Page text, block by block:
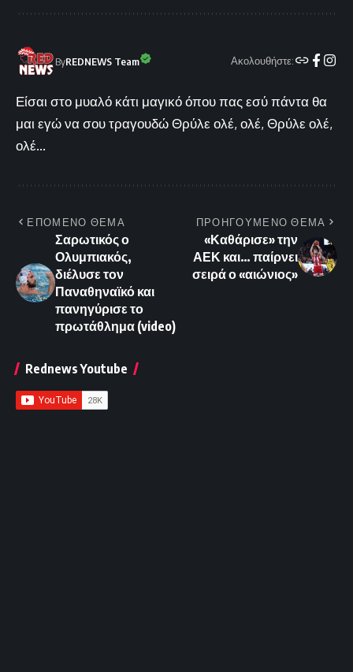
ByREDNEWS Team Ακολουθήστε:
Είσαι στο μυαλό κάτι μαγικό όπου πας εσύ πάντα θα
μαι εγώ να σου τραγουδώ Θρύλε ολέ, ολέ, Θρύλε ολέ,
ολέ...
ΕΠΟΜΕΝΟ ΘΕΜΑ
Σαρωτικός ο
Ολυμπιακός,
διέλυσε τον
Παναθηναϊκό και
πανηγύρισε το
πρωτάθλημα (video)
ΠΡΟΗΓΟΥΜΕΝΟ ΘΕΜΑ
«Καθάρισε» την
ΑΕΚ και… παίρνει
σειρά ο «αιώνιος»
Rednews Youtube